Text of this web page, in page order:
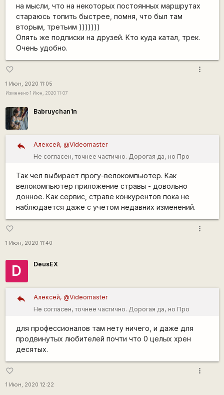
на мысли, что на некоторых постоянных маршрутах
стараюсь топить быстрее, помня, что был там
вторым, третьим )))))))
Опять же подписки на друзей. Кто куда катал, трек.
Очень удобно.
favorite_border
1 Июн, 2020 11:05
Изменено 1 Июн, 2020 11:07
more_vert
Babruychan1n
Алексей, @Videomaster
Не согласен, точнее частично. Дорогая да, но Про
любителю хватает бесплатной версии. Непонятная... нет.
Всё просто и доступно. Я как раз связку часы + Страва и
использую. Покатался, синхронизировался, данные в
что мне необходимо. Ну и чисто развлекательные штучки
есть, кто за сколько какой участок проехал, иногда
маршрутах стараюсь топить быстрее, помня, что был там
куда катал, трек. Очень удобно.
Так чел выбирает прогу-велокомпьютер. Как
велокомпьютер приложение стравы - довольно
донное. Как сервис, страве конкурентов пока не
наблюдается даже с учетом недавних изменений.
favorite_border
1 Июн, 2020 11:40
more_vert
D DeusEX
Алексей, @Videomaster
Не согласен, точнее частично. Дорогая да, но Про
любителю хватает бесплатной версии. Непонятная... нет.
Всё просто и доступно. Я как раз связку часы + Страва и
Страве. Открываешь и смотришь: трек, телеметрия. Всё,
что мне необходимо. Ну и чисто развлекательные штучки
для профессионалов там нету ничего, и даже для
продвинутых любителей почти что 0 целых хрен
десятых.
favorite_border
1 Июн, 2020 12:22
more_vert